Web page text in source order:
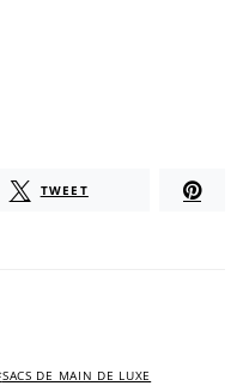
TWEET
SACS DE MAIN DE LUXE